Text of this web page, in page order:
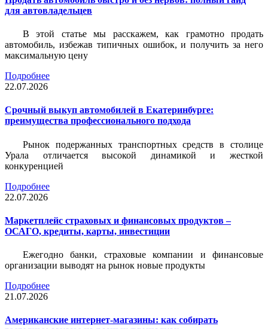
для автовладельцев
В этой статье мы расскажем, как грамотно продать
автомобиль, избежав типичных ошибок, и получить за него
максимальную цену
Подробнее
22.07.2026
Срочный выкуп автомобилей в Екатеринбурге:
преимущества профессионального подхода
Рынок подержанных транспортных средств в столице
Урала отличается высокой динамикой и жесткой
конкуренцией
Подробнее
22.07.2026
Маркетплейс страховых и финансовых продуктов –
ОСАГО, кредиты, карты, инвестиции
Ежегодно банки, страховые компании и финансовые
организации выводят на рынок новые продукты
Подробнее
21.07.2026
Американские интернет-магазины: как собирать